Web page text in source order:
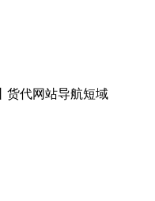
丨货代网站导航短域